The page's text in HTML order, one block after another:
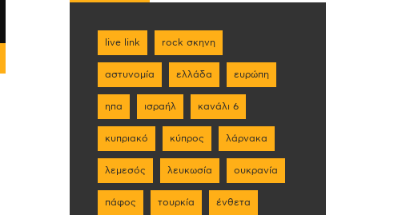
live link rock σκηνη
αστυνομία ελλάδα ευρώπη
ηπα ισραήλ κανάλι 6
κυπριακό κύπρος λάρνακα
λεμεσός λευκωσία ουκρανία
πάφος τουρκία ένθετα